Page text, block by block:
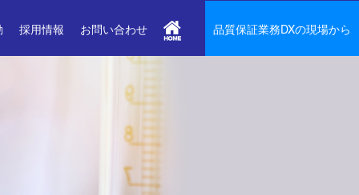
採用情報 お問い合わせ 品質保証業務DXの現場から